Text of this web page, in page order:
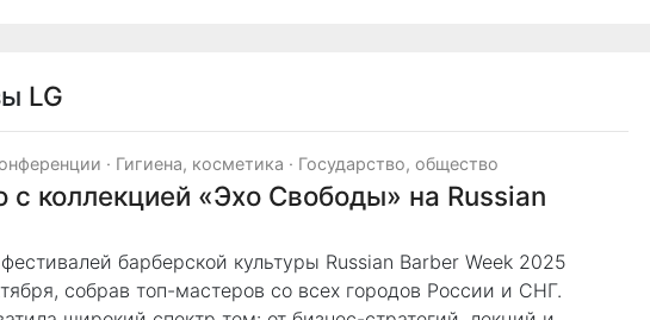
LG
· Гигиена, косметика · Государство, общество
с коллекцией «Эхо Свободы» на Russian
барберской культуры Russian Barber Week 2025
собрав топ-мастеров со всех городов России и СНГ.